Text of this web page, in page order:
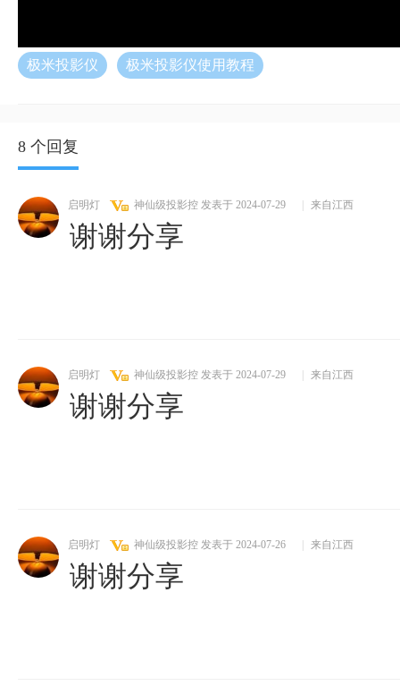
极米投影仪 极米投影仪使用教程
8 个回复
启明灯 神仙级投影控 发表于 2024-07-29 来自江西
谢谢分享
启明灯 神仙级投影控 发表于 2024-07-29 来自江西
谢谢分享
启明灯 神仙级投影控 发表于 2024-07-26 来自江西
谢谢分享